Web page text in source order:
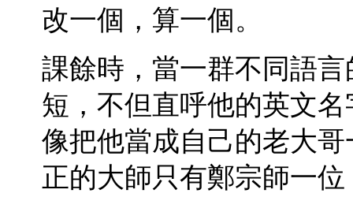
改一個，算一個。
課餘時，當一群不同語
短，不但直呼他的英文
像把他當成自己的老大
正的大師只有鄭宗師一